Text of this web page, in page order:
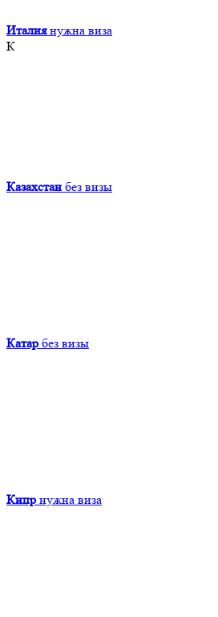
Италия нужна виза
К
Казахстан без визы
Катар без визы
Кипр нужна виза